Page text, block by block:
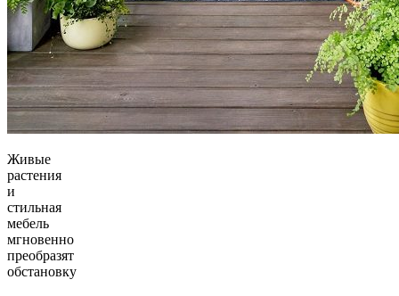
Живые
растения
и
стильная
мебель
мгновенно
преобразят
обстановку